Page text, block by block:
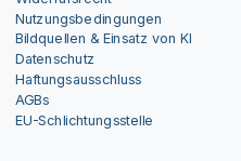
Nutzungsbedingungen
Bildquellen & Einsatz von KI
Datenschutz
Haftungsausschluss
AGBs
EU-Schlichtungsstelle